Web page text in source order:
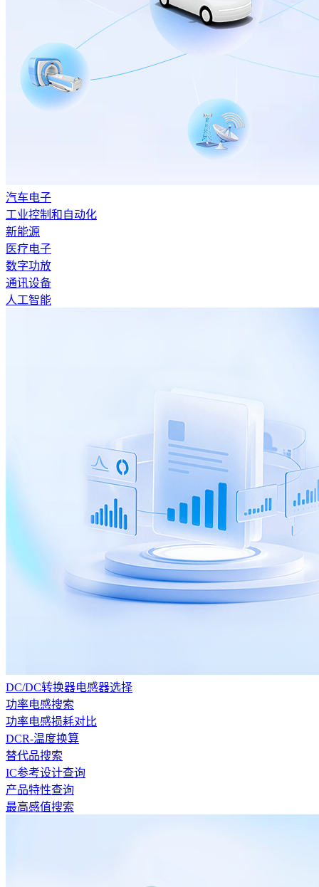
汽车电子
工业控制和自动化
新能源
医疗电子
数字功放
通讯设备
人工智能
DC/DC转换器电感器选择
功率电感搜索
功率电感损耗对比
DCR-温度换算
替代品搜索
IC参考设计查询
产品特性查询
最高感值搜索